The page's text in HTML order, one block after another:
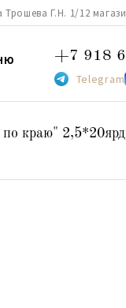
Г.Н. 1/12
+7 918
Telegram
краю"